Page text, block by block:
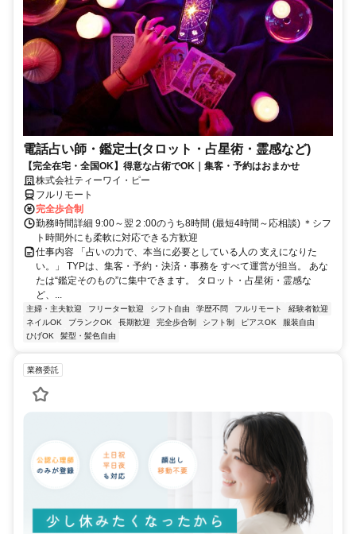
電話占い師・鑑定士(タロット・占星術・霊感など)
【完全在宅・全国OK】得意な占術でOK｜集客・予約はおまかせ
株式会社ティーワイ・ピー
フルリモート
完全歩合制
勤務時間詳細 9:00～翌２:00のうち8時間 (最短4時間～応相談) ＊シフ
ト時間外にも柔軟に対応できる方歓迎
仕事内容 「占いの力で、本当に必要としている人の 支えになりた
い。」 TYPは、集客・予約・決済・事務を すべて運営が担当。 あな
たは“鑑定そのもの”に集中できます。 タロット・占星術・霊感な
ど、...
主婦・主夫歓迎 フリーター歓迎 シフト自由 学歴不問 フルリモート
経験者歓迎
ネイルOK
ブランクOK 長期歓迎 完全歩合制 シフト制 ピアスOK
服装自由
ひげOK
髪型・髪色自由
業務委託